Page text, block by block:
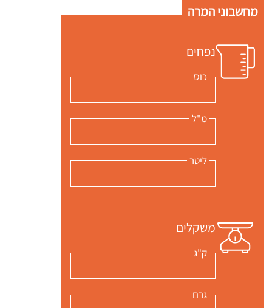
מחשבוני המרה
נפחים
כוס
מ"ל
ליטר
משקלים
ק"ג
גרם